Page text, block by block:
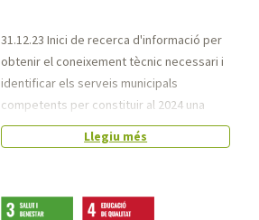
31.12.23 Inici de recerca d'informació per
obtenir el coneixement tècnic necessari i
identificar els serveis municipals
competents per constituir al 2024 una
comissió tècnica específica.
identificació d'espais.
Llegiu més